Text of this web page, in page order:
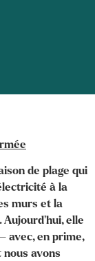
de plage qui
à la
murs et la
elle
avec, en prime,
avons